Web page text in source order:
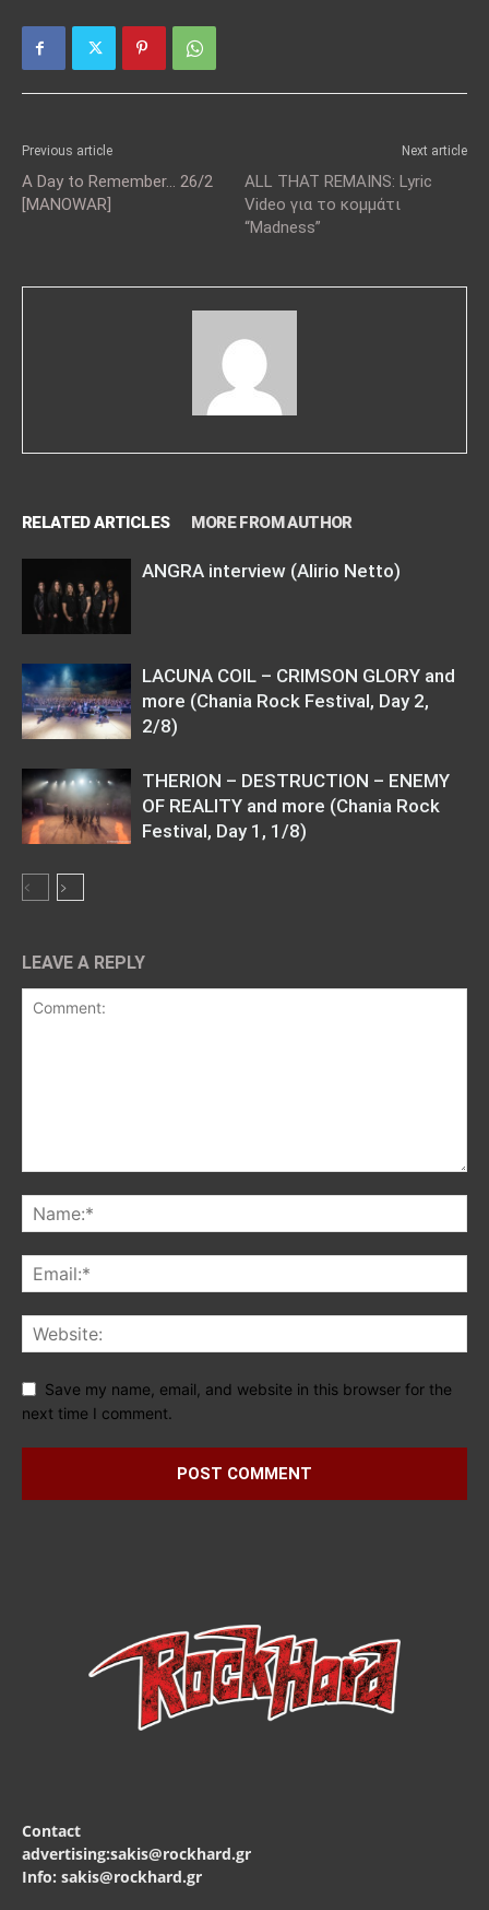
Previous article
A Day to Remember… 26/2
[MANOWAR]
Next article
ALL THAT REMAINS: Lyric
Video για το κομμάτι
“Madness”
RELATED ARTICLES MORE FROM AUTHOR
ANGRA interview (Alirio Netto)
LACUNA COIL – CRIMSON GLORY and
more (Chania Rock Festival, Day 2,
2/8)
THERION – DESTRUCTION – ENEMY
OF REALITY and more (Chania Rock
Festival, Day 1, 1/8)
LEAVE A REPLY
Save my name, email, and website in this browser for the
next time I comment.
Contact
advertising:sakis@rockhard.gr
Info: sakis@rockhard.gr